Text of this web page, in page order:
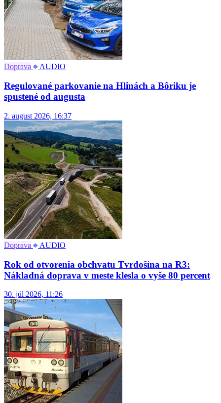
Doprava AUDIO
Regulované parkovanie na Hlinách a Bôriku je
spustené od augusta
2. august 2026, 16:37
Doprava AUDIO
Rok od otvorenia obchvatu Tvrdošína na R3:
Nákladná doprava v meste klesla o vyše 80 percent
30. júl 2026, 11:26